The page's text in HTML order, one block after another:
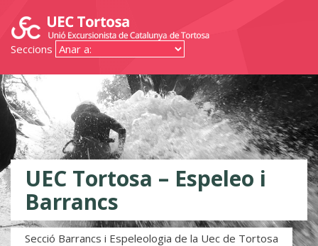
Seccions
UEC Tortosa – Espeleo i
Barrancs
Secció Barrancs i Espeleologia de la Uec de Tortosa